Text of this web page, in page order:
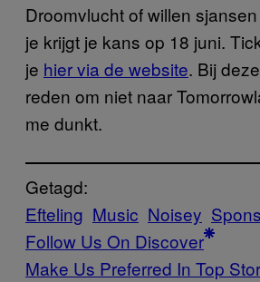
Droomvlucht of willen
je krijgt je kans op 18 juni.
je hier via de website. Bij
reden om niet naar
me dunkt.
Getagd:
Efteling Music Noisey
Follow Us On Discover
Make Us Preferred In Top